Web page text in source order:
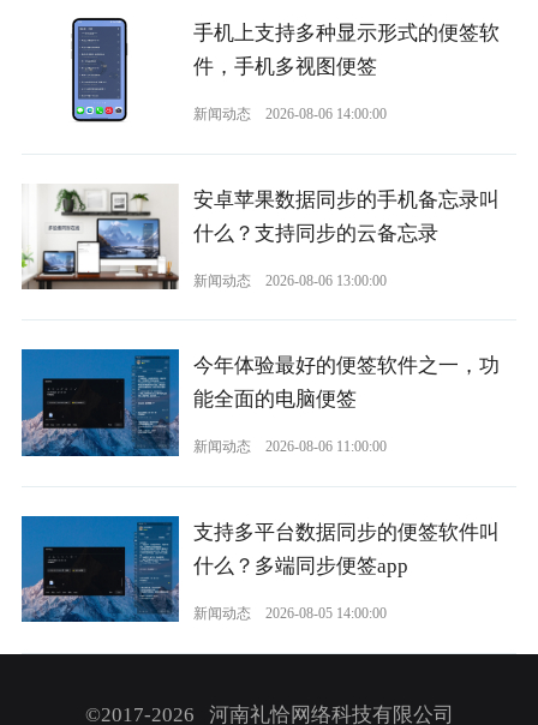
手机上支持多种显示形式的便签软
件，手机多视图便签
新闻动态 2026-08-06 14:00:00
安卓苹果数据同步的手机备忘录叫
什么？支持同步的云备忘录
新闻动态 2026-08-06 13:00:00
今年体验最好的便签软件之一，功
能全面的电脑便签
新闻动态 2026-08-06 11:00:00
支持多平台数据同步的便签软件叫
什么？多端同步便签app
新闻动态 2026-08-05 14:00:00
©2017-2026 河南礼恰网络科技有限公司